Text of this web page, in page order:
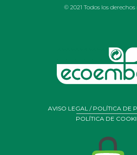
© 2021 Todos los derechos
AVISO LEGAL / POLÍTICA DE
POLÍTICA DE
Portal de Belén realizado por
del Ies Ojos del Guadiana de